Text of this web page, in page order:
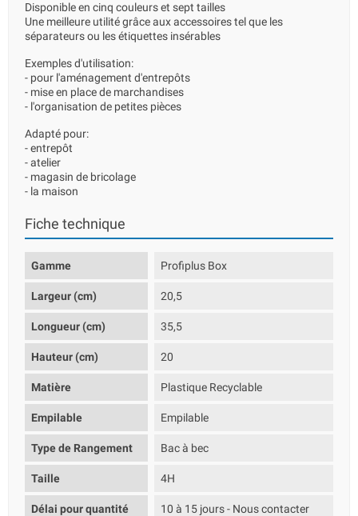
Disponible en cinq couleurs et sept tailles
Une meilleure utilité grâce aux accessoires tel que les
séparateurs ou les étiquettes insérables
Exemples d'utilisation:
- pour l'aménagement d'entrepôts
- mise en place de marchandises
- l'organisation de petites pièces
Adapté pour:
- entrepôt
- atelier
- magasin de bricolage
- la maison
Fiche technique
Gamme Profiplus Box
Largeur (cm) 20,5
Longueur (cm) 35,5
Hauteur (cm) 20
Matière Plastique Recyclable
Empilable Empilable
Type de Rangement Bac à bec
Taille 4H
Délai pour quantité
10 à 15 jours - Nous contacter